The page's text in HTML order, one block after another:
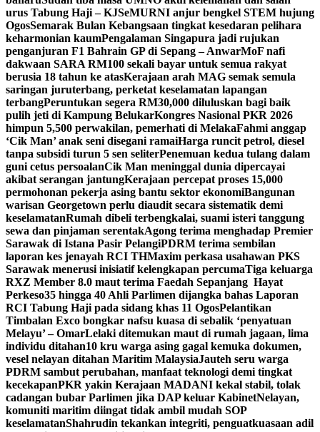
urus Tabung Haji – KJSeMURNI anjur bengkel STEM hujung
OgosSemarak Bulan Kebangsaan tingkat kesedaran pelihara
keharmonian kaumPengalaman Singapura jadi rujukan
penganjuran F1 Bahrain GP di Sepang – AnwarMoF nafi
dakwaan SARA RM100 sekali bayar untuk semua rakyat
berusia 18 tahun ke atasKerajaan arah MAG semak semula
saringan juruterbang, perketat keselamatan lapangan
terbangPeruntukan segera RM30,000 diluluskan bagi baik
pulih jeti di Kampung BelukarKongres Nasional PKR 2026
himpun 5,500 perwakilan, pemerhati di MelakaFahmi anggap
‘Cik Man’ anak seni disegani ramaiHarga runcit petrol, diesel
tanpa subsidi turun 5 sen seliterPenemuan kedua tulang dalam
guni cetus persoalanCik Man meninggal dunia dipercayai
akibat serangan jantungKerajaan percepat proses 15,000
permohonan pekerja asing bantu sektor ekonomiBangunan
warisan Georgetown perlu diaudit secara sistematik demi
keselamatanRumah dibeli terbengkalai, suami isteri tanggung
sewa dan pinjaman serentakAgong terima menghadap Premier
Sarawak di Istana Pasir PelangiPDRM terima sembilan
laporan kes jenayah RCI THMaxim perkasa usahawan PKS
Sarawak menerusi inisiatif kelengkapan percumaTiga keluarga
RXZ Member 8.0 maut terima Faedah Sepanjang Hayat
Perkeso35 hingga 40 Ahli Parlimen dijangka bahas Laporan
RCI Tabung Haji pada sidang khas 11 OgosPelantikan
Timbalan Exco bongkar nafsu kuasa di sebalik ‘penyatuan
Melayu’ – OmarLelaki ditemukan maut di rumah jagaan, lima
individu ditahan10 kru warga asing gagal kemuka dokumen,
vesel nelayan ditahan Maritim MalaysiaJauteh seru warga
PDRM sambut perubahan, manfaat teknologi demi tingkat
kecekapanPKR yakin Kerajaan MADANI kekal stabil, tolak
cadangan bubar Parlimen jika DAP keluar KabinetNelayan,
komuniti maritim diingat tidak ambil mudah SOP
keselamatanShahrudin tekankan integriti, penguatkuasaan adil